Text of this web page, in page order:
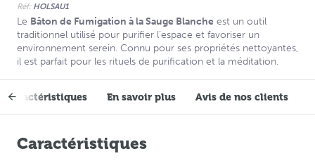
Réf: HOLSAU1
Le Bâton de Fumigation à la Sauge Blanche est un outil
traditionnel utilisé pour purifier l’espace et favoriser un
environnement serein. Connu pour ses propriétés nettoyantes,
il est parfait pour les rituels de purification et la méditation.
Caractéristiques En savoir plus Avis de nos clients
Caractéristiques